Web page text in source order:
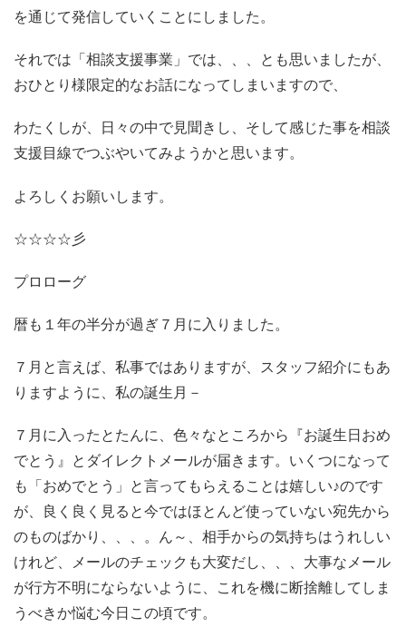
を通じて発信していくことにしました。
それでは「相談支援事業」では、、、とも思いましたが、
おひとり様限定的なお話になってしまいますので、
わたくしが、日々の中で見聞きし、そして感じた事を相談
支援目線でつぶやいてみようかと思います。
よろしくお願いします。
☆☆☆☆彡
プロローグ
暦も１年の半分が過ぎ７月に入りました。
７月と言えば、私事ではありますが、スタッフ紹介にもあ
りますように、私の誕生月－
７月に入ったとたんに、色々なところから『お誕生日おめ
でとう』とダイレクトメールが届きます。いくつになって
も「おめでとう」と言ってもらえることは嬉しい♪のです
が、良く良く見ると今ではほとんど使っていない宛先から
のものばかり、、、。ん～、相手からの気持ちはうれしい
けれど、メールのチェックも大変だし、、、大事なメール
が行方不明にならないように、これを機に断捨離してしま
うべきか悩む今日この頃です。